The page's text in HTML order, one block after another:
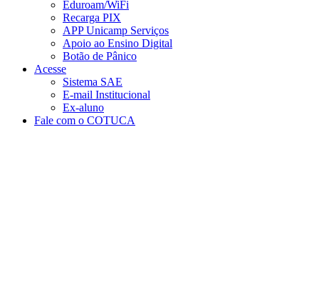
Eduroam/WiFi
Recarga PIX
APP Unicamp Serviços
Apoio ao Ensino Digital
Botão de Pânico
Acesse
Sistema SAE
E-mail Institucional
Ex-aluno
Fale com o COTUCA